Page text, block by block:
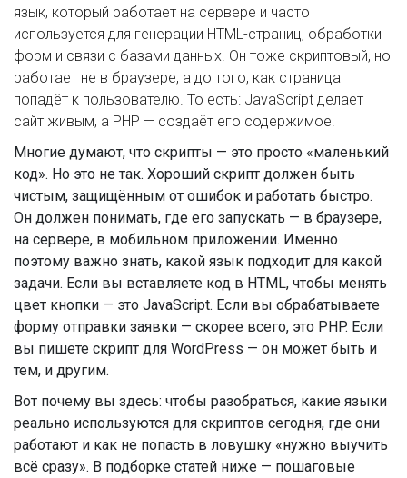
язык, который работает на сервере и часто
используется для генерации HTML-страниц, обработки
форм и связи с базами данных . Он тоже скриптовый, но
работает не в браузере, а до того, как страница
попадёт к пользователю. То есть: JavaScript делает
сайт живым, а PHP — создаёт его содержимое.
Многие думают, что скрипты — это просто «маленький
код». Но это не так. Хороший скрипт должен быть
чистым, защищённым от ошибок и работать быстро.
Он должен понимать, где его запускать — в браузере,
на сервере, в мобильном приложении. Именно
поэтому важно знать, какой язык подходит для какой
задачи. Если вы вставляете код в HTML, чтобы менять
цвет кнопки — это JavaScript. Если вы обрабатываете
форму отправки заявки — скорее всего, это PHP. Если
вы пишете скрипт для WordPress — он может быть и
тем, и другим.
Вот почему вы здесь: чтобы разобраться, какие языки
реально используются для скриптов сегодня, где они
работают и как не попасть в ловушку «нужно выучить
всё сразу». В подборке статей ниже — пошаговые